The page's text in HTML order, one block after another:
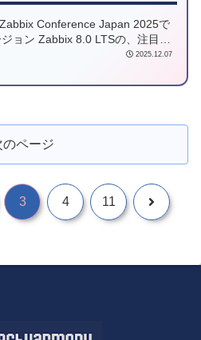
Conference Japan 2025で
ョン Zabbix 8.0 LTSの、注目す
2025.12.07
のページ
3 4 11